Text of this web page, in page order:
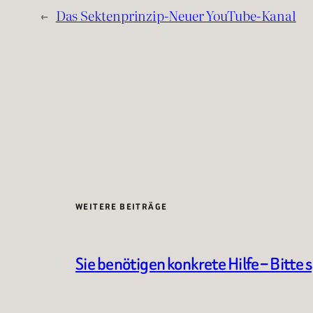
← Das Sektenprinzip-Neuer YouTube-Kanal
WEITERE BEITRÄGE
Sie benötigen konkrete Hilfe – Bitte